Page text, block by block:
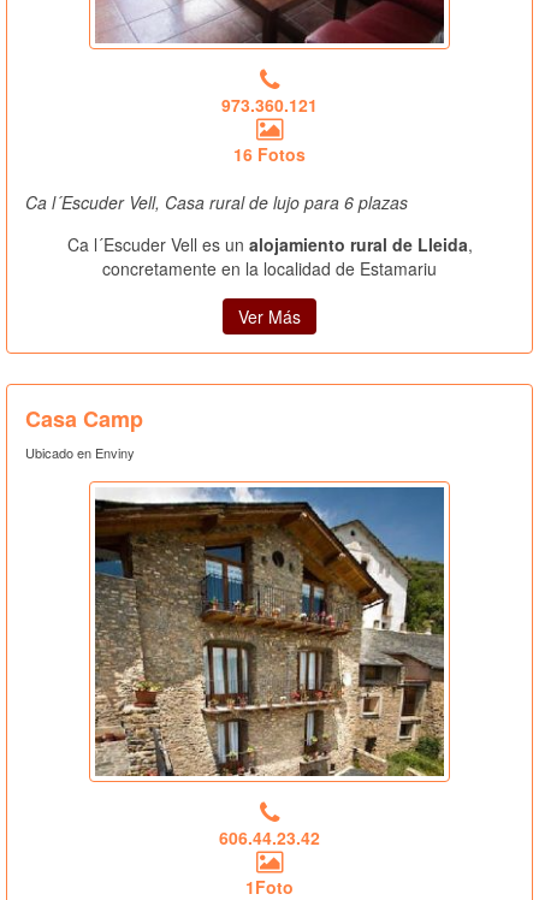
973.360.121
16 Fotos
Ca l´Escuder Vell, Casa rural de lujo para 6 plazas
Ca l´Escuder Vell es un alojamiento rural de Lleida,
concretamente en la localidad de Estamariu
Ver Más
Casa Camp
Ubicado en Enviny
606.44.23.42
1Foto